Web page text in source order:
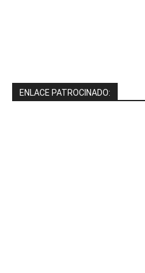
ENLACE PATROCINADO: